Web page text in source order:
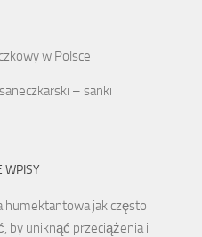
w Polsce
– sanki
WPISY
humektantowa jak często
by uniknąć przeciążenia i